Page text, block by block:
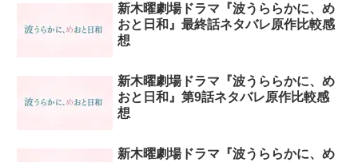
新木曜劇場ドラマ『波うららかに、め
おと日和』最終話ネタバレ原作比較感
想
新木曜劇場ドラマ『波うららかに、め
おと日和』第9話ネタバレ原作比較感
想
新木曜劇場ドラマ『波うららかに、め